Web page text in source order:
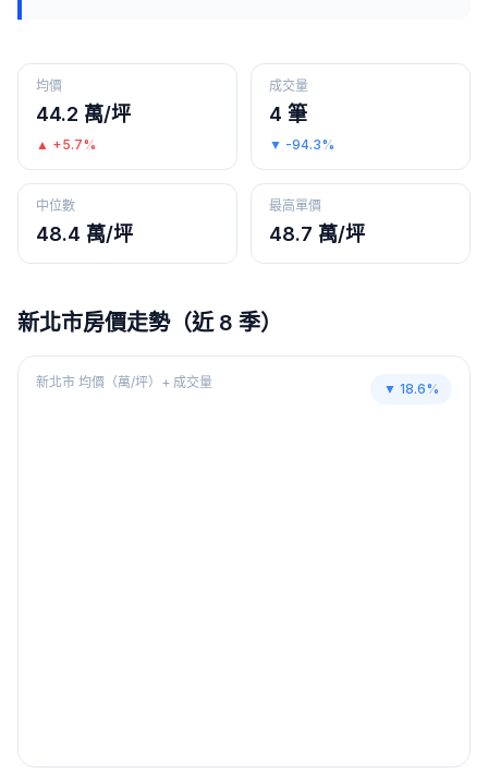
均價
44.2 萬/坪
▲ +5.7%
成交量
4 筆
▼ -94.3%
中位數
48.4 萬/坪
最高單價
48.7 萬/坪
新北市房價走勢（近 8 季）
新北市 均價（萬/坪）+ 成交量 ▼ 18.6%